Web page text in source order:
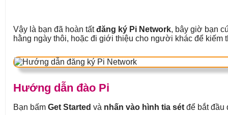
Vậy là bạn đã hoàn tấtđăng ký Pi Network, bây giờ bạn
hằng ngày thôi, hoặc đi giới thiệu cho người khác để kiếm
Hướng dẫn đào Pi
Bạn bấm Get Started và nhấn vào hình tia sét để bắt đầu